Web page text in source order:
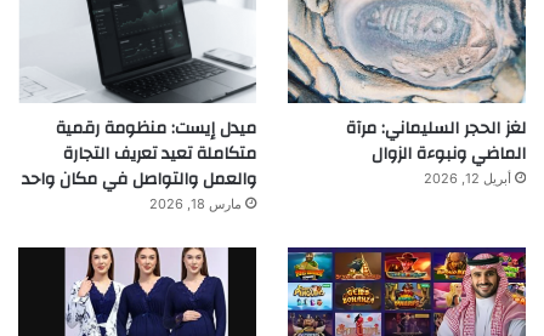
لغز الحجر السليماني: مرآة
الماضي ونبوءة الزوال
أبريل 12, 2026
ميدل إيست: منظومة رقمية
متكاملة تعيد تعريف التجارة
والعمل والتواصل في مكان واحد
مارس 18, 2026